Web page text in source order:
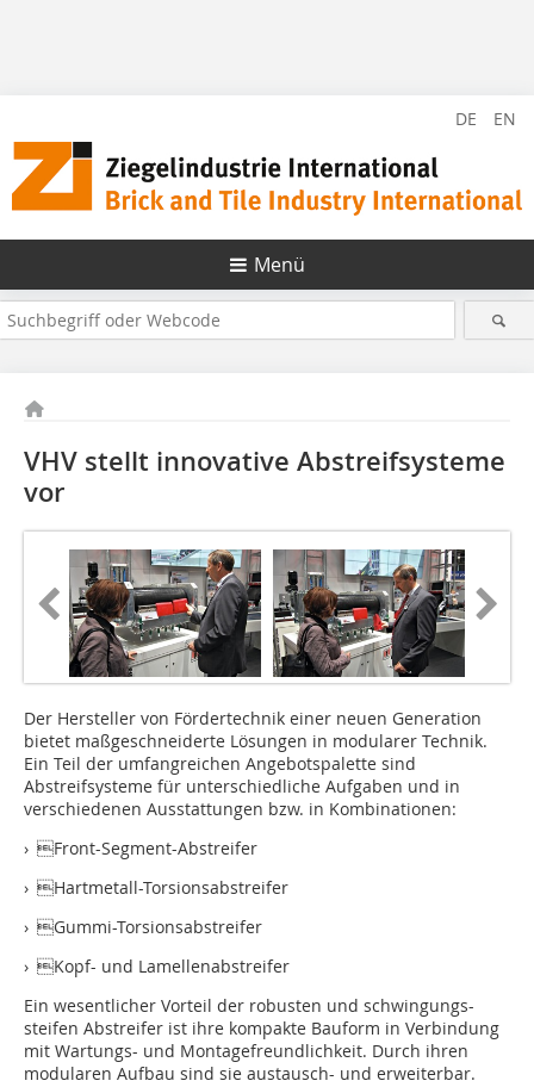
DE EN
Menü
VHV stellt innovative Abstreifsysteme
vor
Der Hersteller von Fördertechnik einer neuen Generation
bietet maßgeschneiderte Lösungen in modularer Technik.
Ein Teil der umfangreichen Angebotspalette sind
Abstreifsysteme für unterschiedliche Aufgaben und in
verschiedenen Ausstattungen bzw. in Kombinationen:
› Front-Segment-Abstreifer
› Hartmetall-Torsionsabstreifer
› Gummi-Torsionsabstreifer
› Kopf- und Lamellenabstreifer
Ein wesentlicher Vorteil der robusten und schwingungs-
steifen Abstreifer ist ihre kompakte Bauform in Verbindung
mit Wartungs- und Montagefreundlichkeit. Durch ihren
modularen Aufbau sind sie austausch- und erweiterbar.